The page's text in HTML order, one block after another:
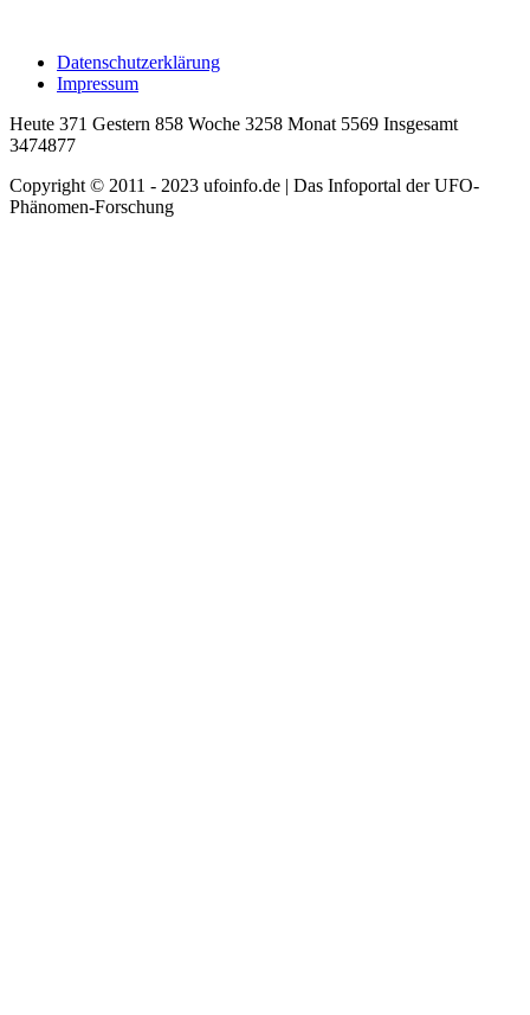
Datenschutzerklärung
Impressum
Heute 371 Gestern 858 Woche 3258 Monat 5569 Insgesamt
3474877
Copyright © 2011 - 2023 ufoinfo.de | Das Infoportal der UFO-
Phänomen-Forschung